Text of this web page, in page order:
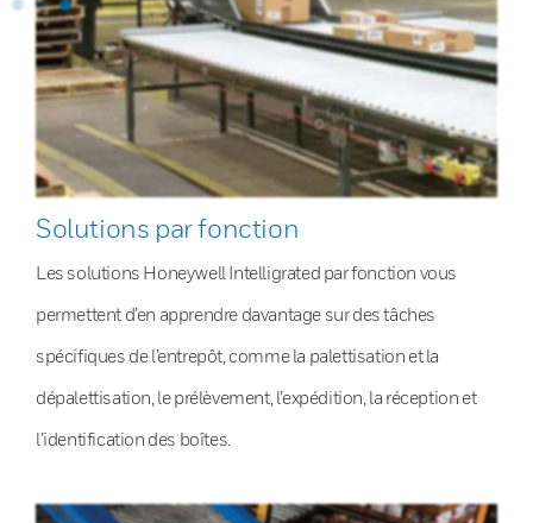
Solutions par fonction
Les solutions Honeywell Intelligrated par fonction vous
permettent d’en apprendre davantage sur des tâches
spécifiques de l’entrepôt, comme la palettisation et la
dépalettisation, le prélèvement, l’expédition, la réception et
l’identification des boîtes.